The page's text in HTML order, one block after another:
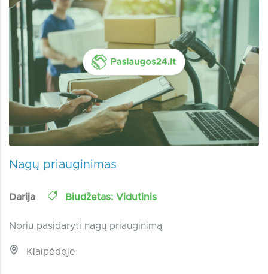
Nagų priauginimas
Darija Biudžetas: Vidutinis
Noriu pasidaryti nagų priauginimą
Klaipėdoje